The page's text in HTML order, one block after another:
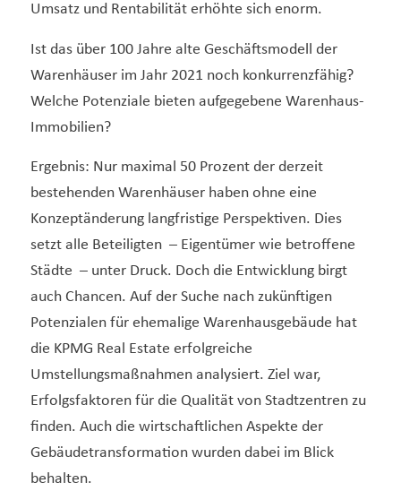
Umsatz und Rentabilität erhöhte sich enorm.
Ist das über 100 Jahre alte Geschäftsmodell der
Warenhäuser im Jahr 2021 noch konkurrenzfähig?
Welche Potenziale bieten aufgegebene Warenhaus-
Immobilien?
Ergebnis: Nur maximal 50 Prozent der derzeit
bestehenden Warenhäuser haben ohne eine
Konzeptänderung langfristige Perspektiven. Dies
setzt alle Beteiligten – Eigentümer wie betroffene
Städte – unter Druck. Doch die Entwicklung birgt
auch Chancen. Auf der Suche nach zukünftigen
Potenzialen für ehemalige Warenhausgebäude hat
die KPMG Real Estate erfolgreiche
Umstellungsmaßnahmen analysiert. Ziel war,
Erfolgsfaktoren für die Qualität von Stadtzentren zu
finden. Auch die wirtschaftlichen Aspekte der
Gebäudetransformation wurden dabei im Blick
behalten.